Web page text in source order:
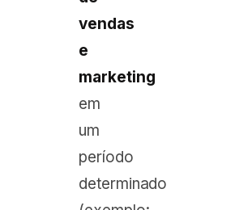
vendas
e
marketing
em
um
período
determinado